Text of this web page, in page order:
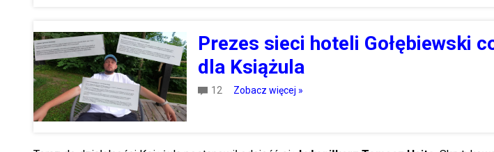
Prezes sieci hoteli Gołębiewski
dla Książula
12 Zobacz więcej »